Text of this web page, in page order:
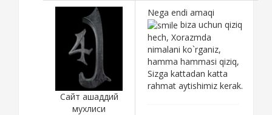
Сайт ашаддий
мухлиси
Nega endi amaqi
biza uchun qiziq
hech, Xorazmda
nimalani ko`rganiz,
hamma hammasi qiziq,
Sizga kattadan katta
rahmat aytishimiz kerak.